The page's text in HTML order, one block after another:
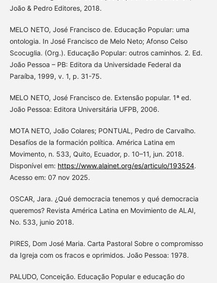
João & Pedro Editores, 2018.
MELO NETO, José Francisco de. Educação Popular: uma
ontologia. In José Francisco de Melo Neto; Afonso Celso
Scocuglia. (Org.). Educação Popular: outros caminhos. 2. Ed.
João Pessoa – PB: Editora da Universidade Federal da
Paraíba, 1999, v. 1, p. 31-75.
MELO NETO, José Francisco de. Extensão popular. 1ª ed.
João Pessoa: Editora Universitária UFPB, 2006.
MOTA NETO, João Colares; PONTUAL, Pedro de Carvalho.
Desafíos de la formación política. América Latina em
Movimento, n. 533, Quito, Ecuador, p. 10–11, jun. 2018.
Disponível em: https://www.alainet.org/es/articulo/193524.
Acesso em: 07 nov 2025.
OSCAR, Jara. ¿Qué democracia tenemos y qué democracia
queremos? Revista América Latina en Movimiento de ALAI,
No. 533, junio 2018.
PIRES, Dom José Maria. Carta Pastoral Sobre o compromisso
da Igreja com os fracos e oprimidos. João Pessoa: 1978.
PALUDO, Conceição. Educação Popular e educação do